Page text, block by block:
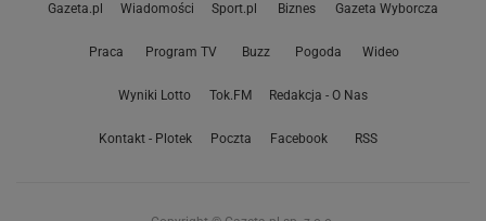
Gazeta.pl Wiadomości Sport.pl Biznes Gazeta Wyborcza
Praca Program TV Buzz Pogoda Wideo
Wyniki Lotto Tok.FM Redakcja - O Nas
Kontakt - Plotek Poczta Facebook RSS